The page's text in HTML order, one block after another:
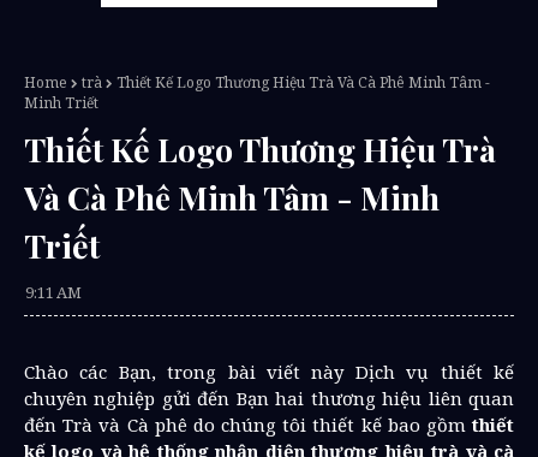
Home trà
Thiết Kế Logo Thương Hiệu Trà Và Cà Phê Minh Tâm -
Minh Triết
Thiết Kế Logo Thương Hiệu Trà
Và Cà Phê Minh Tâm - Minh
Triết
9:11 AM
Chào các Bạn, trong bài viết này Dịch vụ thiết kế
chuyên nghiệp gửi đến Bạn hai thương hiệu liên quan
đến Trà và Cà phê do chúng tôi thiết kế bao gồmthiết
kế logo và hệ thống nhận diện thương hiệu trà và cà